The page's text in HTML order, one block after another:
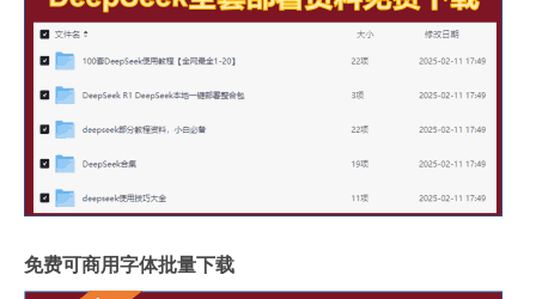
免费可商用字体批量下载